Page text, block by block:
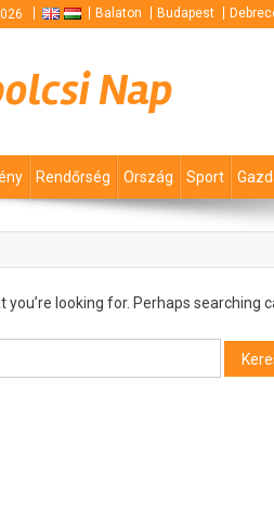
Balaton Budapest
Nap
Rendőrség Ország Sport
you’re looking for. Perhaps searching